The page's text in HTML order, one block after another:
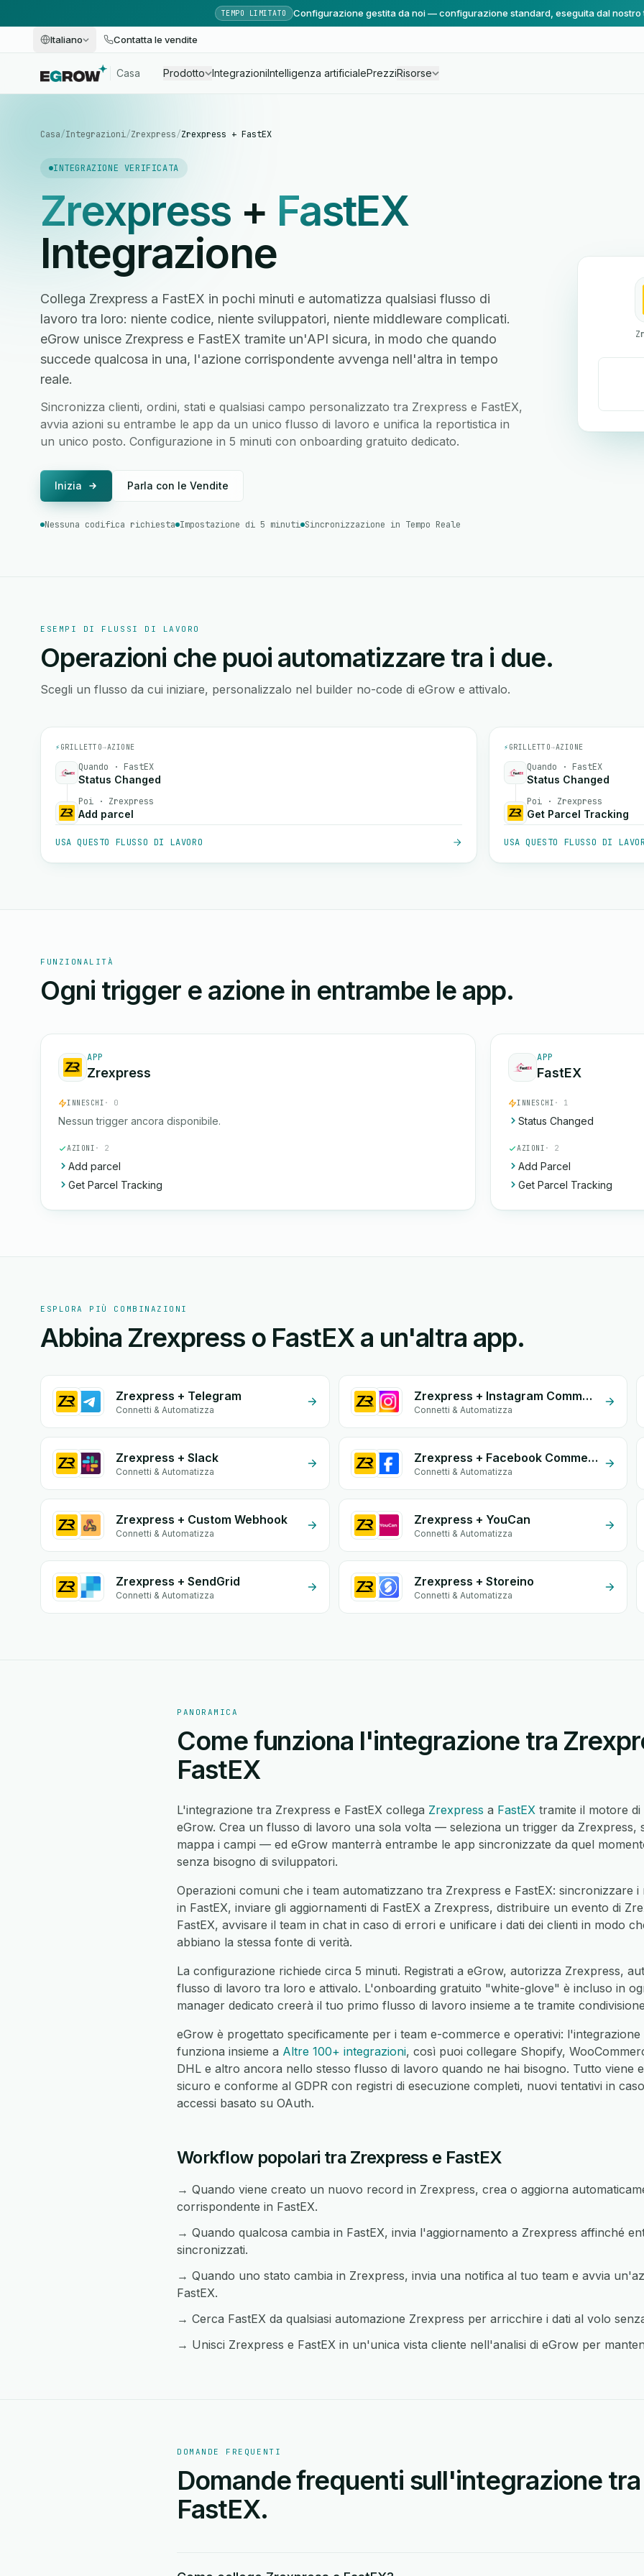
TEMPO LIMITATO Configurazione gestita da noi — configurazione standard, eseguita dal nostro
Italiano Contatta le vendite
Casa Prodotto IntegrazioniIntelligenza artificialePrezziRisorse
Casa/Integrazioni/Zrexpress/Zrexpress + FastEX
INTEGRAZIONE VERIFICATA
Zrexpress + FastEX
Integrazione
Collega Zrexpress a FastEX in pochi minuti e automatizza qualsiasi flusso di
lavoro tra loro: niente codice, niente sviluppatori, niente middleware complicati.
eGrow unisce Zrexpress e FastEX tramite un'API sicura, in modo che quando
succede qualcosa in una, l'azione corrispondente avvenga nell'altra in tempo
reale.
Sincronizza clienti, ordini, stati e qualsiasi campo personalizzato tra Zrexpress e FastEX,
avvia azioni su entrambe le app da un unico flusso di lavoro e unifica la reportistica in
un unico posto. Configurazione in 5 minuti con onboarding gratuito dedicato.
Inizia Parla con le Vendite
Nessuna codifica richiesta Impostazione di 5 minuti Sincronizzazione in Tempo Reale
ESEMPI DI FLUSSI DI LAVORO
Operazioni che puoi automatizzare tra i due.
Scegli un flusso da cui iniziare, personalizzalo nel builder no-code di eGrow e attivalo.
⚡ GRILLETTO→AZIONE
Quando · FastEX
Status Changed
Poi · Zrexpress
Add parcel
USA QUESTO FLUSSO DI LAVORO
⚡ GRILLETTO→AZIONE
Quando · FastEX
Status Changed
Poi · Zrexpress
Get Parcel Tracking
USA QUESTO FLUSSO DI
FUNZIONALITÀ
Ogni trigger e azione in entrambe le app.
APP
Zrexpress
INNESCHI · 0
Nessun trigger ancora disponibile.
AZIONI · 2
Add parcel
Get Parcel Tracking
APP
FastEX
INNESCHI · 1
Status Changed
AZIONI · 2
Add Parcel
Get Parcel Tracking
ESPLORA PIÙ COMBINAZIONI
Abbina Zrexpress o FastEX a un'altra app.
Zrexpress + Telegram
Connetti & Automatizza
Zrexpress + Instagram Comment
Connetti & Automatizza
Zrexpress + Slack
Connetti & Automatizza
Zrexpress + Facebook Comments
Connetti & Automatizza
Zrexpress + Custom Webhook
Connetti & Automatizza
Zrexpress + YouCan
Connetti & Automatizza
Zrexpress + SendGrid
Connetti & Automatizza
Zrexpress + Storeino
Connetti & Automatizza
PANORAMICA
Come funziona l'integrazione tra
FastEX
L'integrazione tra Zrexpress e FastEX collega Zrexpress a FastEX tramite il motore
eGrow. Crea un flusso di lavoro una sola volta — seleziona un trigger da Zrexpress,
mappa i campi — ed eGrow manterrà entrambe le app sincronizzate da quel
senza bisogno di sviluppatori.
Operazioni comuni che i team automatizzano tra Zrexpress e FastEX: sincronizzare
in FastEX, inviare gli aggiornamenti di FastEX a Zrexpress, distribuire un evento di
FastEX, avvisare il team in chat in caso di errori e unificare i dati dei clienti in modo
abbiano la stessa fonte di verità.
La configurazione richiede circa 5 minuti. Registrati a eGrow, autorizza Zrexpress,
flusso di lavoro tra loro e attivalo. L'onboarding gratuito "white-glove" è incluso in
manager dedicato creerà il tuo primo flusso di lavoro insieme a te tramite
eGrow è progettato specificamente per i team e-commerce e operativi:
funziona insieme a Altre 100+ integrazioni, così puoi collegare Shopify,
DHL e altro ancora nello stesso flusso di lavoro quando ne hai bisogno. Tutto viene
sicuro e conforme al GDPR con registri di esecuzione completi, nuovi tentativi in
accessi basato su OAuth.
Workflow popolari tra Zrexpress e FastEX
→ Quando viene creato un nuovo record in Zrexpress, crea o aggiorna
corrispondente in FastEX.
→ Quando qualcosa cambia in FastEX, invia l'aggiornamento a Zrexpress affinché
sincronizzati.
→ Quando uno stato cambia in Zrexpress, invia una notifica al tuo team e avvia
FastEX.
→ Cerca FastEX da qualsiasi automazione Zrexpress per arricchire i dati al volo
→ Unisci Zrexpress e FastEX in un'unica vista cliente nell'analisi di eGrow per
DOMANDE FREQUENTI
Domande frequenti sull'integrazione
FastEX.